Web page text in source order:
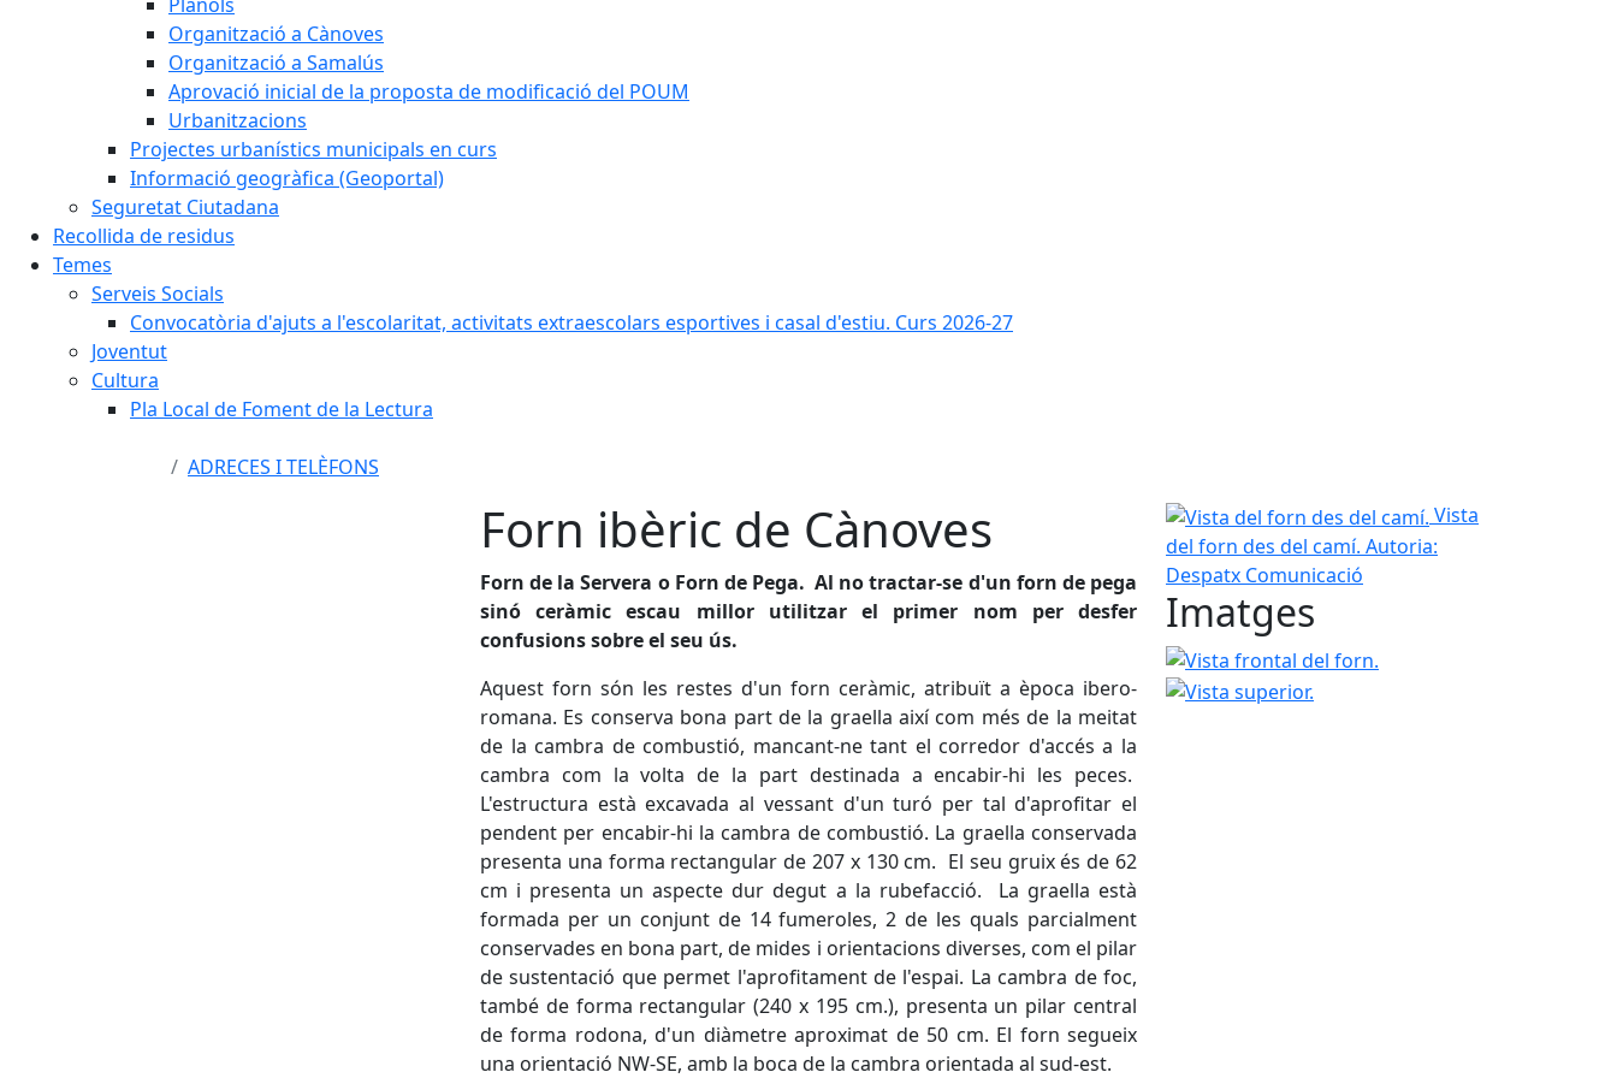
Organització a Cànoves
Organització a Samalús
Aprovació inicial de la proposta de modificació del POUM
Urbanitzacions
Projectes urbanístics municipals en curs
Informació geogràfica (Geoportal)
Seguretat Ciutadana
Recollida de residus
Temes
Serveis Socials
Convocatòria d'ajuts a l'escolaritat, activitats extraescolars esportives i casal d'estiu. Curs 2026-27
Joventut
Cultura
Pla Local de Foment de la Lectura
ADRECES I TELÈFONS
Forn ibèric de Cànoves
Forn de la Servera o Forn de Pega. Al no tractar-se d'un forn de pega
sinó ceràmic escau millor utilitzar el primer nom per desfer
confusions sobre el seu ús.
Aquest forn són les restes d'un forn ceràmic, atribuït a època ibero-
romana. Es conserva bona part de la graella així com més de la meitat
de la cambra de combustió, mancant-ne tant el corredor d'accés a la
cambra com la volta de la part destinada a encabir-hi les peces.
L'estructura està excavada al vessant d'un turó per tal d'aprofitar el
pendent per encabir-hi la cambra de combustió. La graella conservada
presenta una forma rectangular de 207 x 130 cm. El seu gruix és de 62
cm i presenta un aspecte dur degut a la rubefacció. La graella està
formada per un conjunt de 14 fumeroles, 2 de les quals parcialment
conservades en bona part, de mides i orientacions diverses, com el pilar
de sustentació que permet l'aprofitament de l'espai. La cambra de foc,
també de forma rectangular (240 x 195 cm.), presenta un pilar central
de forma rodona, d'un diàmetre aproximat de 50 cm. El forn segueix
una orientació NW-SE, amb la boca de la cambra orientada al sud-est.
Vista del forn des del camí.
Vista
del forn des del camí. Autoria:
Despatx Comunicació
Imatges
Vista frontal del forn.